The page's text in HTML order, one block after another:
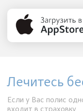
Лечитесь
Если у Вас полис
входит в страховку